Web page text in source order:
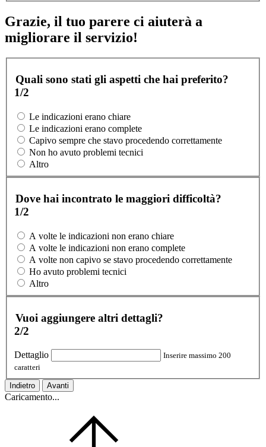
Grazie, il tuo parere ci aiuterà a
migliorare il servizio!
Quali sono stati gli aspetti che hai preferito?
1/2
Le indicazioni erano chiare
Le indicazioni erano complete
Capivo sempre che stavo procedendo correttamente
Non ho avuto problemi tecnici
Altro
Dove hai incontrato le maggiori difficoltà?
1/2
A volte le indicazioni non erano chiare
A volte le indicazioni non erano complete
A volte non capivo se stavo procedendo correttamente
Ho avuto problemi tecnici
Altro
Vuoi aggiungere altri dettagli?
2/2
Dettaglio
Inserire massimo 200
caratteri
Indietro Avanti
Caricamento...